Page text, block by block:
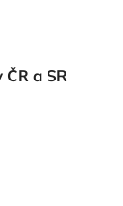
a SR